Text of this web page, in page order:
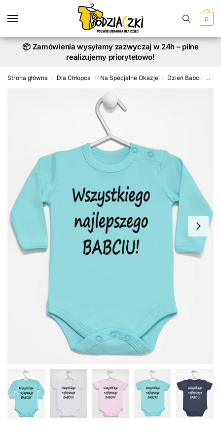
0
📦 Zamówienia wysyłamy zazwyczaj w 24h – pilne
realizujemy priorytetowo!
Strona główna / Dla Chłopca / Na Specjalne Okazje / Dzień Babci i Dziadka